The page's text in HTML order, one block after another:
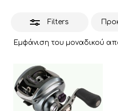
Filters
Εμφάνιση του μοναδικού